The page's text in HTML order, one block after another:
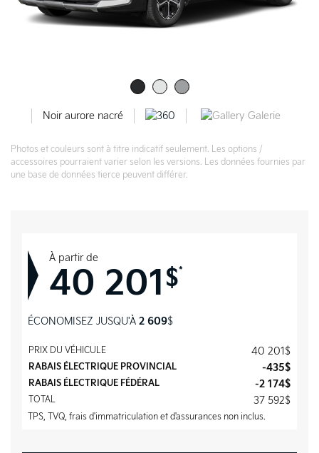
Noir aurore nacré Galerie
Photos et couleurs sont à titre indicatif seulement. Les options /
accessoires pourraient varier selon les versions. Les données fournies par
une base de données tierce peuvent différer.
À partir de
40 201 $*
ÉCONOMISEZ JUSQU'À 2 609$
PRIX DU VÉHICULE 40 201$
RABAIS ÉLECTRIQUE PROVINCIAL -435$
RABAIS ÉLECTRIQUE FÉDÉRAL -2 174$
TOTAL 37 592$
TPS, TVQ, frais d'immatriculation et d'assurances non inclus.